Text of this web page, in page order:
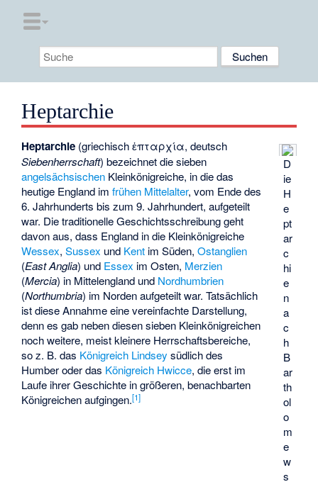
Heptarchie
D
ie
H
e
pt
ar
c
hi
e
n
a
c
h
B
ar
th
ol
o
m
e
w
s
Heptarchie (griechischἑπταρχία, deutsch
Siebenherrschaft) bezeichnet die sieben
angelsächsischen Kleinkönigreiche, in die das
heutige England imfrühen Mittelalter, vom Ende des
6. Jahrhunderts bis zum 9. Jahrhundert, aufgeteilt
war. Die traditionelle Geschichtsschreibung geht
davon aus, dass England in die Kleinkönigreiche
Wessex,Sussex und Kent im Süden,Ostanglien
(East Anglia) und Essex im Osten, Merzien
(Mercia) in Mittelengland und Nordhumbrien
(Northumbria) im Norden aufgeteilt war. Tatsächlich
ist diese Annahme eine vereinfachte Darstellung,
denn es gab neben diesen sieben Kleinkönigreichen
noch weitere, meist kleinere Herrschaftsbereiche,
so z. B. das Königreich Lindsey südlich des
Humber oder das Königreich Hwicce, die erst im
Laufe ihrer Geschichte in größeren, benachbarten
Königreichen aufgingen.[1]